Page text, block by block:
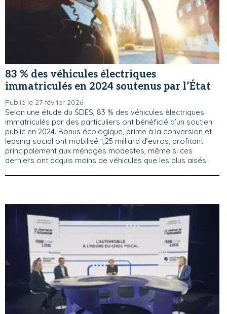
83 % des véhicules électriques
immatriculés en 2024 soutenus par l’État
Publié le 27 février 2026
Selon une étude du SDES, 83 % des véhicules électriques
immatriculés par des particuliers ont bénéficié d’un soutien
public en 2024. Bonus écologique, prime à la conversion et
leasing social ont mobilisé 1,25 milliard d’euros, profitant
principalement aux ménages modestes, même si ces
derniers ont acquis moins de véhicules que les plus aisés.